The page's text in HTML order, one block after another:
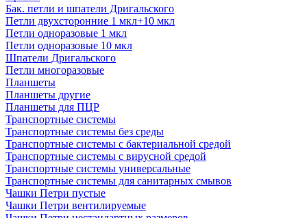
Бак. петли и шпатели Дригальского
Петли двухсторонние 1 мкл+10 мкл
Петли одноразовые 1 мкл
Петли одноразовые 10 мкл
Шпатели Дригальского
Петли многоразовые
Планшеты
Планшеты другие
Планшеты для ПЦР
Транспортные системы
Транспортные системы без среды
Транспортные системы с бактериальной средой
Транспортные системы с вирусной средой
Транспортные системы универсальные
Транспортные системы для санитарных смывов
Чашки Петри пустые
Чашки Петри вентилируемые